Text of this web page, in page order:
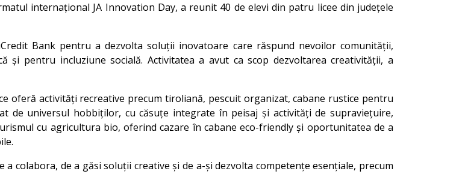
internațional JA Innovation Day, a reunit 40 de elevi din patru licee din județele
Bank pentru a dezvolta soluții inovatoare care răspund nevoilor comunității,
și pentru incluziune socială. Activitatea a avut ca scop dezvoltarea creativității, a
oferă activități recreative precum tiroliană, pescuit organizat, cabane rustice pentru
de universul hobbiților, cu căsuțe integrate în peisaj și activități de supraviețuire,
cu agricultura bio, oferind cazare în cabane eco-friendly și oportunitatea de a
colabora, de a găsi soluții creative și de a-și dezvolta competențe esențiale, precum